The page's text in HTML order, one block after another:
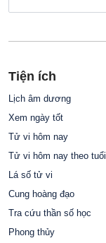
Tiện ích
Lịch âm dương
Xem ngày tốt
Tử vi hôm nay
Tử vi hôm nay theo tuổi
Lá số tử vi
Cung hoàng đạo
Tra cứu thần số học
Phong thủy